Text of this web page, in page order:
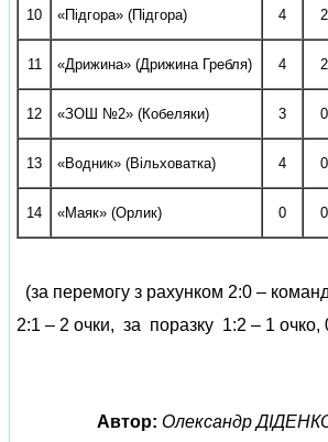
10 «Підгора» (Підгора) 4
11 «Дрижина» (Дрижина Гребля) 4
12 «ЗОШ №2» (Кобеляки) 3
13 «Водник» (Вільховатка) 4
14 «Маяк» (Орлик) 0
(за перемогу з рахунком 2:0 –
2:1 – 2 очки, за поразку 1:2 – 1 очко,
Автор: Олександр